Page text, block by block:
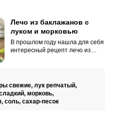
Лечо из баклажанов с
луком и морковью
В прошлом году нашла для себя
интересный рецепт лечо из
заливкой из помидоров.
свежие, лук репчатый,
морковь,
соль, сахар-песок